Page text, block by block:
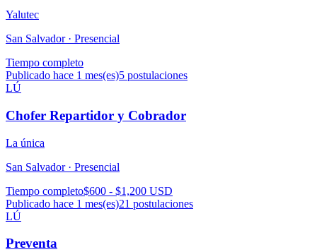
Yalutec
San Salvador · Presencial
Tiempo completo
Publicado hace 1 mes(es)5 postulaciones
LÚ
Chofer Repartidor y Cobrador
La única
San Salvador · Presencial
Tiempo completo$600 - $1,200 USD
Publicado hace 1 mes(es)21 postulaciones
LÚ
Preventa